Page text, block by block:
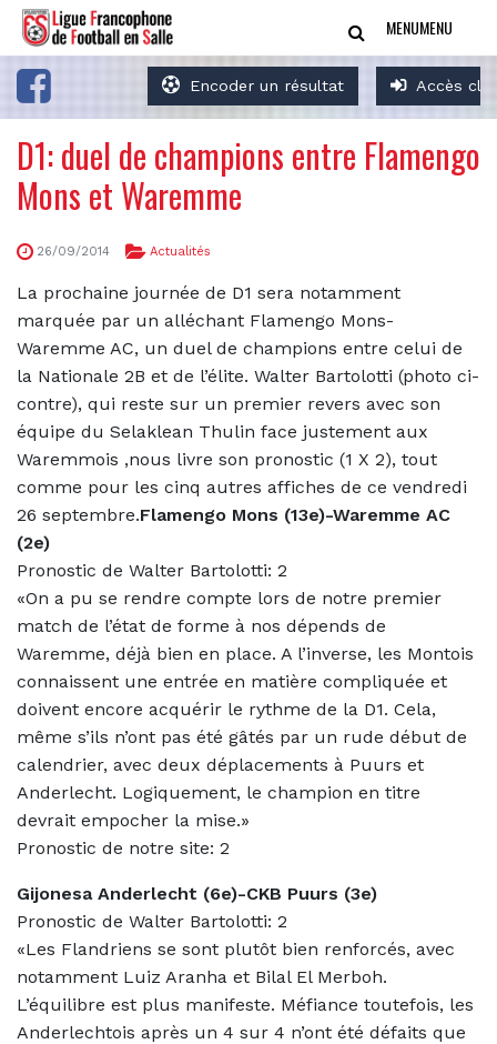
Encoder un résultat Accès
MENUMENU
D1: duel de champions entre Flamengo
Mons et Waremme
26/09/2014 Actualités
La prochaine journée de D1 sera notamment
marquée par un alléchant Flamengo Mons-
Waremme AC, un duel de champions entre celui de
la Nationale 2B et de l’élite. Walter Bartolotti (photo ci-
contre), qui reste sur un premier revers avec son
équipe du Selaklean Thulin face justement aux
Waremmois ,nous livre son pronostic (1 X 2), tout
comme pour les cinq autres affiches de ce vendredi
26 septembre.Flamengo Mons (13e)-Waremme AC
(2e)
Pronostic de Walter Bartolotti: 2
«On a pu se rendre compte lors de notre premier
match de l’état de forme à nos dépends de
Waremme, déjà bien en place. A l’inverse, les Montois
connaissent une entrée en matière compliquée et
doivent encore acquérir le rythme de la D1. Cela,
même s’ils n’ont pas été gâtés par un rude début de
calendrier, avec deux déplacements à Puurs et
Anderlecht. Logiquement, le champion en titre
devrait empocher la mise.»
Pronostic de notre site: 2
Gijonesa Anderlecht (6e)-CKB Puurs (3e)
Pronostic de Walter Bartolotti: 2
«Les Flandriens se sont plutôt bien renforcés, avec
notamment Luiz Aranha et Bilal El Merboh.
L’équilibre est plus manifeste. Méfiance toutefois, les
Anderlechtois après un 4 sur 4 n’ont été défaits que